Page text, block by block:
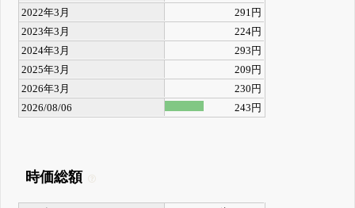
2022年3月
291円
2023年3月
224円
2024年3月
293円
2025年3月
209円
2026年3月
230円
2026/08/06
243円
時価総額